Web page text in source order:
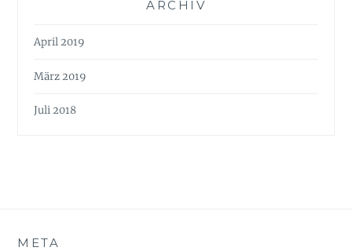
ARCHIV
April 2019
März 2019
Juli 2018
META